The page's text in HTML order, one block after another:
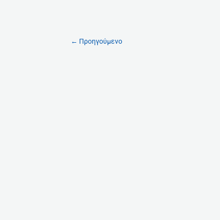
← Προηγούμενο